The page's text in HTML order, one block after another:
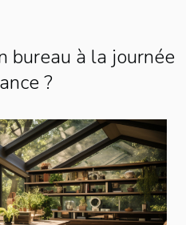
bureau à la journée
?